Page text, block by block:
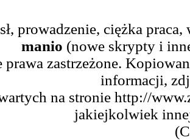
prowadzenie, ciężka
manio (nowe skrypty i
prawa zastrzeżone.
informacji,
na stronie http://
jakiejkolwiek